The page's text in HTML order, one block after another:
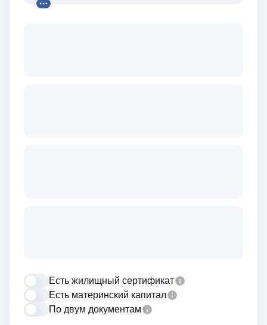
Есть жилищный сертификат
Есть материнский капитал
По двум документам